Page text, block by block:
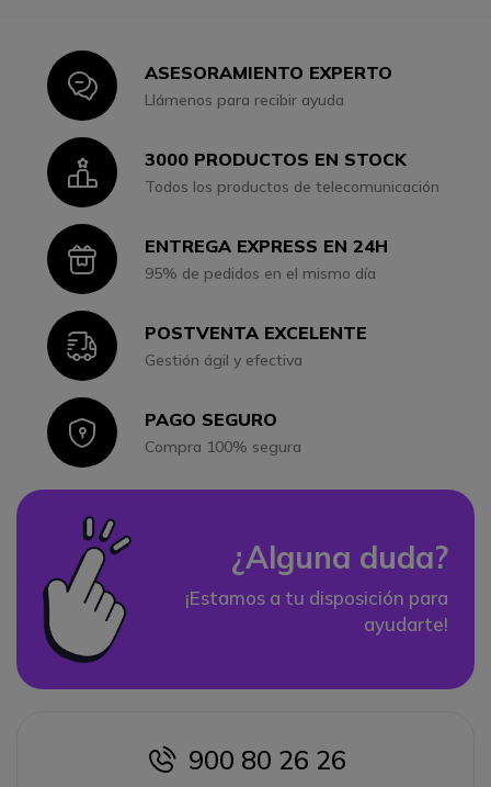
IconASESORAMIENTO EXPERTO
Llámenos para recibir ayuda
Icon3000 PRODUCTOS EN STOCK
Todos los productos de telecomunicación
IconENTREGA EXPRESS EN 24H
95% de pedidos en el mismo día
IconPOSTVENTA EXCELENTE
Gestión ágil y efectiva
IconPAGO SEGURO
Compra 100% segura
¿Alguna duda?
¡Estamos a tu disposición para
ayudarte!
icon
900 80 26 26